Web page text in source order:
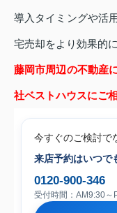
導入タイミングや活
宅売却をより効果的
藤岡市周辺の不動産
社ベストハウスにご
今すぐのご検討で
来店予約はいつで
0120-900-346
受付時間：AM9:30